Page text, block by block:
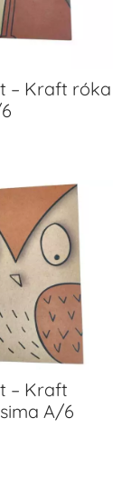
– Kraft róka
– Kraft
A/6